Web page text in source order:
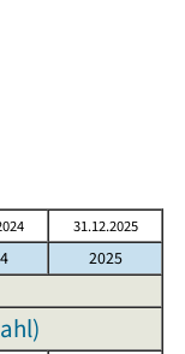
31.12.2025
2025